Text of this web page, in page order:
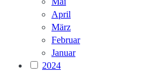
April
März
Februar
Januar
2024